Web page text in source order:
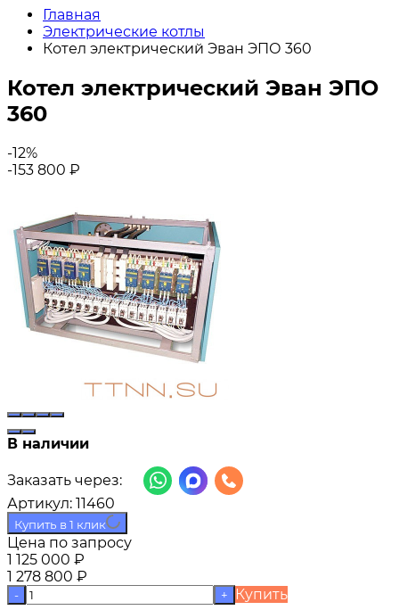
Главная
Электрические котлы
Котел электрический Эван ЭПО 360
Котел электрический Эван ЭПО
360
-12%
-153 800 ₽
В наличии
Заказать через:
Артикул: 11460
Купить в 1 клик
Цена по запросу
1 125 000 ₽
1 278 800 ₽
- +
Купить